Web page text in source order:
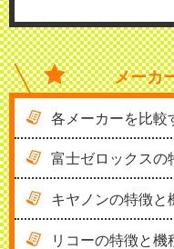
メーカ
各メーカーを比較
富士ゼロックスの
キヤノンの特徴と
リコーの特徴と機